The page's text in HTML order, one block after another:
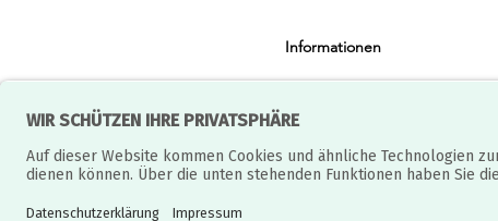
Informationen
AGB & Widerruf
Datenschutz